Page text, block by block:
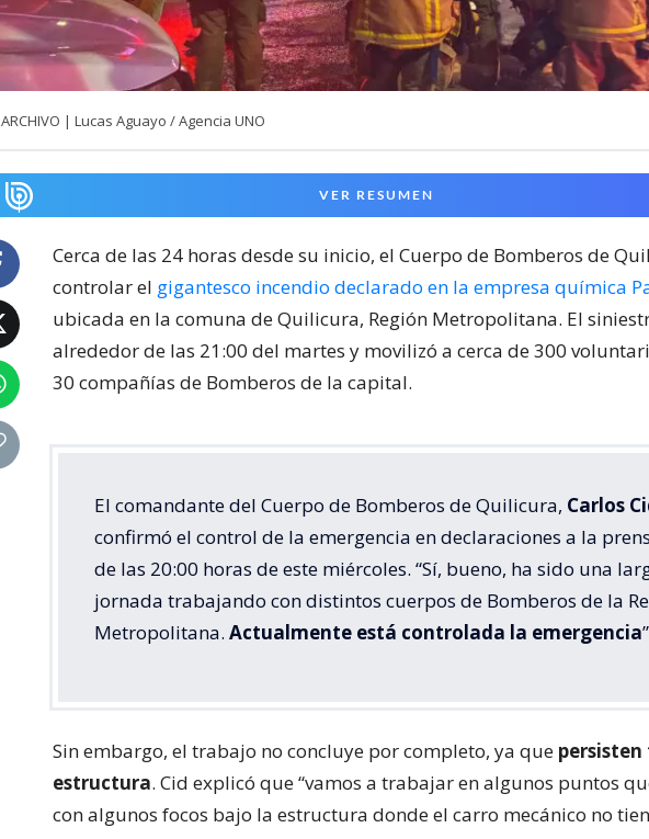
ARCHIVO | Lucas Aguayo / Agencia UNO
VER RESUMEN
Cerca de las 24 horas desde su inicio, el Cuerpo de Bomberos de
controlar el gigantesco incendio declarado en la empresa química
ubicada en la comuna de Quilicura, Región Metropolitana. El
alrededor de las 21:00 del martes y movilizó a cerca de 300
30 compañías de Bomberos de la capital.
El comandante del Cuerpo de Bomberos de Quilicura, Carlos
confirmó el control de la emergencia en declaraciones a la
de las 20:00 horas de este miércoles. “Sí, bueno, ha sido una
jornada trabajando con distintos cuerpos de Bomberos de la
Metropolitana. Actualmente está controlada la emergencia
Sin embargo, el trabajo no concluye por completo, ya que
estructura. Cid explicó que “vamos a trabajar en algunos puntos
con algunos focos bajo la estructura donde el carro mecánico no